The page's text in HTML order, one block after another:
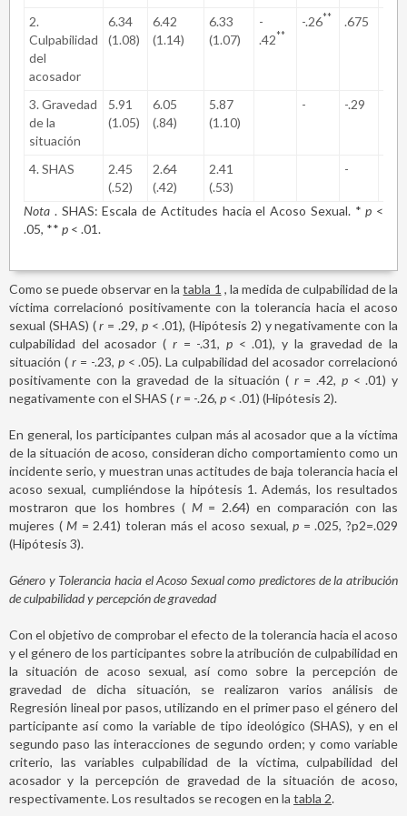
2.
Culpabilidad
del
acosador
6.34
(1.08)
6.42
(1.14)
6.33
(1.07)
-
.42**
-.26** .675
3. Gravedad
de la
situación
5.91
(1.05)
6.05
(.84)
5.87
(1.10)
- -.29
4. SHAS
2.45
(.52)
2.64
(.42)
2.41
(.53)
-
Nota . SHAS: Escala de Actitudes hacia el Acoso Sexual. *p <
.05, ** p < .01.
Como se puede observar en latabla 1 , la medida de culpabilidad de la
víctima correlacionó positivamente con la tolerancia hacia el acoso
sexual (SHAS) (r = .29, p< .01), (Hipótesis 2) y negativamente con la
culpabilidad del acosador ( r= -.31,p < .01), y la gravedad de la
situación ( r= -.23, p< .05). La culpabilidad del acosador correlacionó
positivamente con la gravedad de la situación ( r= .42, p< .01) y
negativamente con el SHAS (r = -.26, p < .01) (Hipótesis 2).
En general, los participantes culpan más al acosador que a la víctima
de la situación de acoso, consideran dicho comportamiento como un
incidente serio, y muestran unas actitudes de baja tolerancia hacia el
acoso sexual, cumpliéndose la hipótesis 1. Además, los resultados
mostraron que los hombres ( M= 2.64) en comparación con las
mujeres (M = 2.41) toleran más el acoso sexual,p = .025, ?p2=.029
(Hipótesis 3).
Género y Tolerancia hacia el Acoso Sexual como predictores de la atribución
de culpabilidad y percepción de gravedad
Con el objetivo de comprobar el efecto de la tolerancia hacia el acoso
y el género de los participantes sobre la atribución de culpabilidad en
la situación de acoso sexual, así como sobre la percepción de
gravedad de dicha situación, se realizaron varios análisis de
Regresión lineal por pasos, utilizando en el primer paso el género del
participante así como la variable de tipo ideológico (SHAS), y en el
segundo paso las interacciones de segundo orden; y como variable
criterio, las variables culpabilidad de la víctima, culpabilidad del
acosador y la percepción de gravedad de la situación de acoso,
respectivamente. Los resultados se recogen en la tabla 2.